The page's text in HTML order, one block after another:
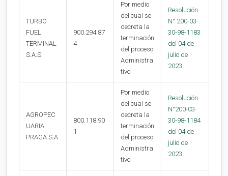
TURBO
FUEL
TERMINAL
S.A.S.
900.294.87
4
Por medio
del cual se
decreta la
terminación
del proceso
Administra
tivo
Resolución
N° 200-03-
30-98-1183
del 04 de
julio de
2023
AGROPEC
UARIA
PRAGA S.A
800.118.90
1
Por medio
del cual se
decreta la
terminación
del proceso
Administra
tivo
Resolución
N°200-03-
30-98-1184
del 04 de
julio de
2023